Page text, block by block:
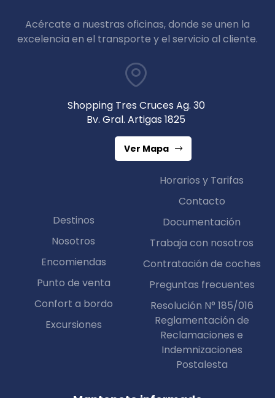
Acércate a nuestras oficinas, donde se unen la
excelencia en el transporte y el servicio al cliente.
Shopping Tres Cruces Ag. 30
Bv. Gral. Artigas 1825
Ver Mapa
Destinos
Nosotros
Encomiendas
Punto de venta
Confort a bordo
Excursiones
Horarios y Tarifas
Contacto
Documentación
Trabaja con nosotros
Contratación de coches
Preguntas frecuentes
Resolución N° 185/016
Reglamentación de
Reclamaciones e
Indemnizaciones
Postalesta